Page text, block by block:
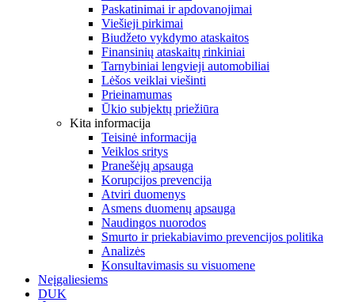
Paskatinimai ir apdovanojimai
Viešieji pirkimai
Biudžeto vykdymo ataskaitos
Finansinių ataskaitų rinkiniai
Tarnybiniai lengvieji automobiliai
Lėšos veiklai viešinti
Prieinamumas
Ūkio subjektų priežiūra
Kita informacija
Teisinė informacija
Veiklos sritys
Pranešėjų apsauga
Korupcijos prevencija
Atviri duomenys
Asmens duomenų apsauga
Naudingos nuorodos
Smurto ir priekabiavimo prevencijos politika
Analizės
Konsultavimasis su visuomene
Neįgaliesiems
DUK